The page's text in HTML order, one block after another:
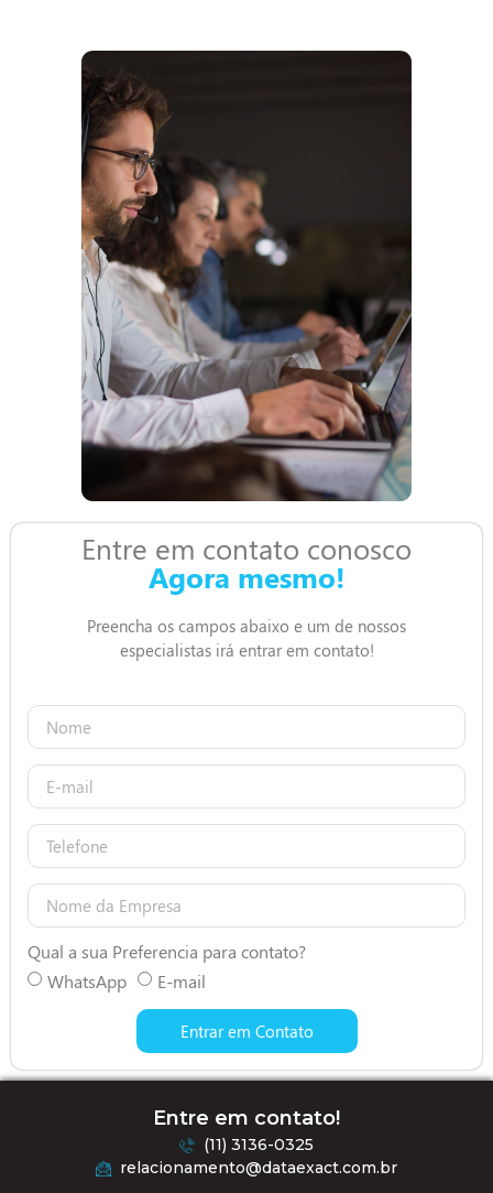
Entre em contato conosco
Agora mesmo!
Preencha os campos abaixo e um de nossos
especialistas irá entrar em contato!
Qual a sua Preferencia para contato?
WhatsApp
E-mail
Entrar em Contato
Entre em contato!
(11) 3136-0325
relacionamento@dataexact.com.br